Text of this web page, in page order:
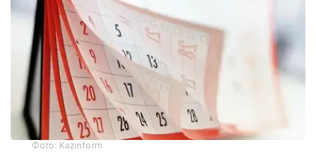
Фото: Kazinform